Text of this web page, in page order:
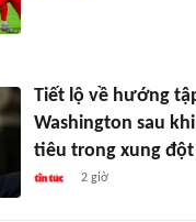
Tiết lộ về hướng
Washington sau
tiêu trong xung đột
2 giờ